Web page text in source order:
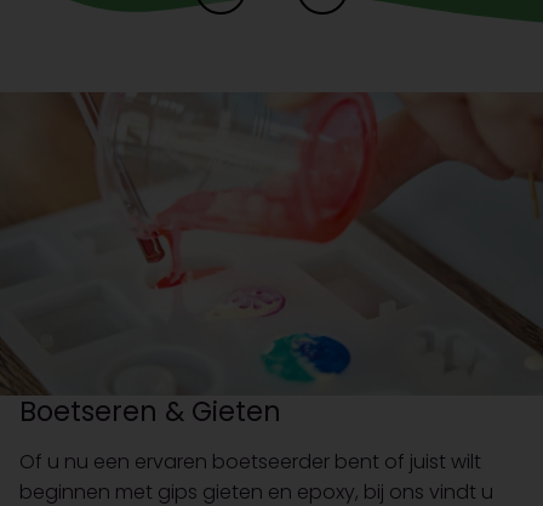
Boetseren & Gieten
Of u nu een ervaren boetseerder bent of juist wilt
beginnen met gips gieten en epoxy, bij ons vindt u